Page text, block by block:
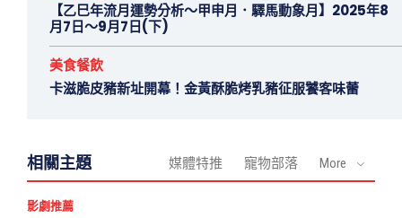
【乙巳年流月運勢分析～甲申月．驛馬動象月】2025年8
月7日～9月7日(下)
美食餐飲
卡滋脆皮豬新址開幕！金黃酥脆烤乳豬征服饕客味蕾
相關主題 媒體特推 寵物部落 More
影劇推薦